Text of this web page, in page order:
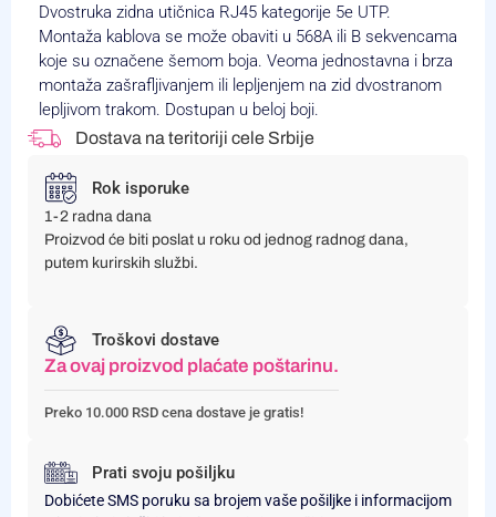
Dvostruka zidna utičnica RJ45 kategorije 5e UTP.
Montaža kablova se može obaviti u 568A ili B sekvencama
koje su označene šemom boja. Veoma jednostavna i brza
montaža zašrafljivanjem ili lepljenjem na zid dvostranom
lepljivom trakom. Dostupan u beloj boji.
Dostava na teritoriji cele Srbije
Rok isporuke
1-2 radna dana
Proizvod će biti poslat u roku od jednog radnog dana,
putem kurirskih službi.
Troškovi dostave
Za ovaj proizvod plaćate poštarinu.
Preko 10.000 RSD cena dostave je gratis!
Prati svoju pošiljku
Dobićete SMS poruku sa brojem vaše pošiljke i informacijom